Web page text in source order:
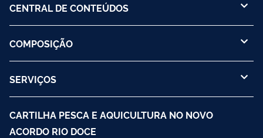
CENTRAL DE CONTEÚDOS
COMPOSIÇÃO
SERVIÇOS
CARTILHA PESCA E AQUICULTURA NO NOVO
ACORDO RIO DOCE